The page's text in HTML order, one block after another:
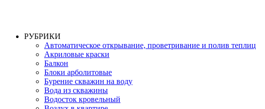
РУБРИКИ
Автоматическое открывание, проветривание и полив теплиц
Акриловые краски
Балкон
Блоки арболитовые
Бурение скважин на воду
Вода из скважины
Водосток кровельный